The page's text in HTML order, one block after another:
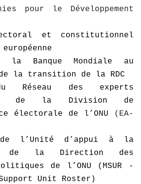
pour le Développement
et constitutionnel
la Banque Mondiale au
la transition de la RDC
Réseau des experts
de la Division de
électorale de l’ONU
(EA-
de l’Unité d’appui à la
de la Direction des
de l’ONU (MSUR -
Unit Roster)